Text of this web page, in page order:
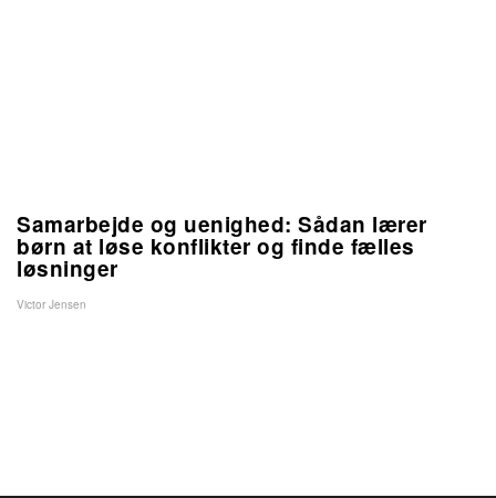
Samarbejde og uenighed: Sådan lærer
børn at løse konflikter og finde fælles
løsninger
Victor Jensen